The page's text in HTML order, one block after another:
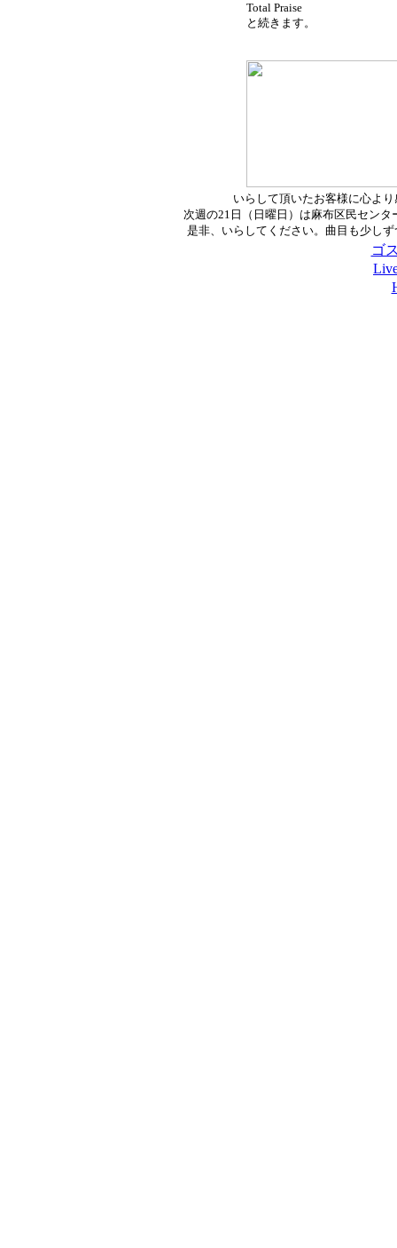
Total Praise
と続きます。
いらして頂いたお客様に心よ
次週の21日（日曜日）は麻布区民セン
是非、いらしてください。曲目も少し
ゴ